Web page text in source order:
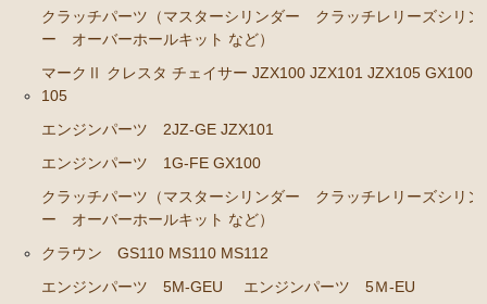
エンジンパーツ 2JZ-GE JZS143 JZS145 JZS147 JZ
S149
エンジンパーツ 1JZ-GE JZX141
エンジンパーツ 1G-FE GS141
GS151 GS151H
エンジンパーツ 2JZ-GE JZS155
エンジンパーツ 1JZ-GE JZS151 JZS153
クラッチパーツ（マスターシリンダー クラッチレリーズシリン
ー オーバーホールキット など）
マークⅡ クレスタ チェイサー JZX100 JZX101 JZX105 GX100
105
エンジンパーツ 2JZ-GE JZX101
エンジンパーツ 1G-FE GX100
クラッチパーツ（マスターシリンダー クラッチレリーズシリン
ー オーバーホールキット など）
クラウン GS110 MS110 MS112
エンジンパーツ 5M-GEU
エンジンパーツ 5Ｍ-EU